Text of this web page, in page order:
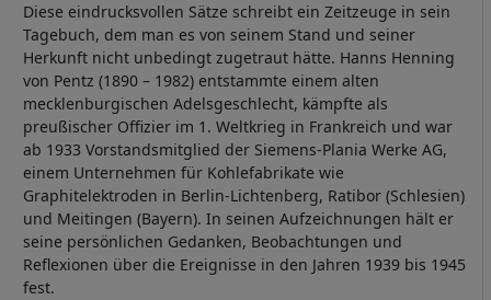
Diese eindrucksvollen Sätze schreibt ein Zeitzeuge in sein
Tagebuch, dem man es von seinem Stand und seiner
Herkunft nicht unbedingt zugetraut hätte. Hanns Henning
von Pentz (1890 – 1982) entstammte einem alten
mecklenburgischen Adelsgeschlecht, kämpfte als
preußischer Offizier im 1. Weltkrieg in Frankreich und war
ab 1933 Vorstandsmitglied der Siemens-Plania Werke AG,
einem Unternehmen für Kohlefabrikate wie
Graphitelektroden in Berlin-Lichtenberg, Ratibor (Schlesien)
und Meitingen (Bayern). In seinen Aufzeichnungen hält er
seine persönlichen Gedanken, Beobachtungen und
Reflexionen über die Ereignisse in den Jahren 1939 bis 1945
fest.